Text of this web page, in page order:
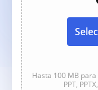
Hasta 100 MB para
PPT,